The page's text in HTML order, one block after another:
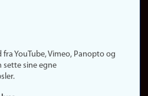
YouTube, Vimeo, Panopto og
sette sine egne